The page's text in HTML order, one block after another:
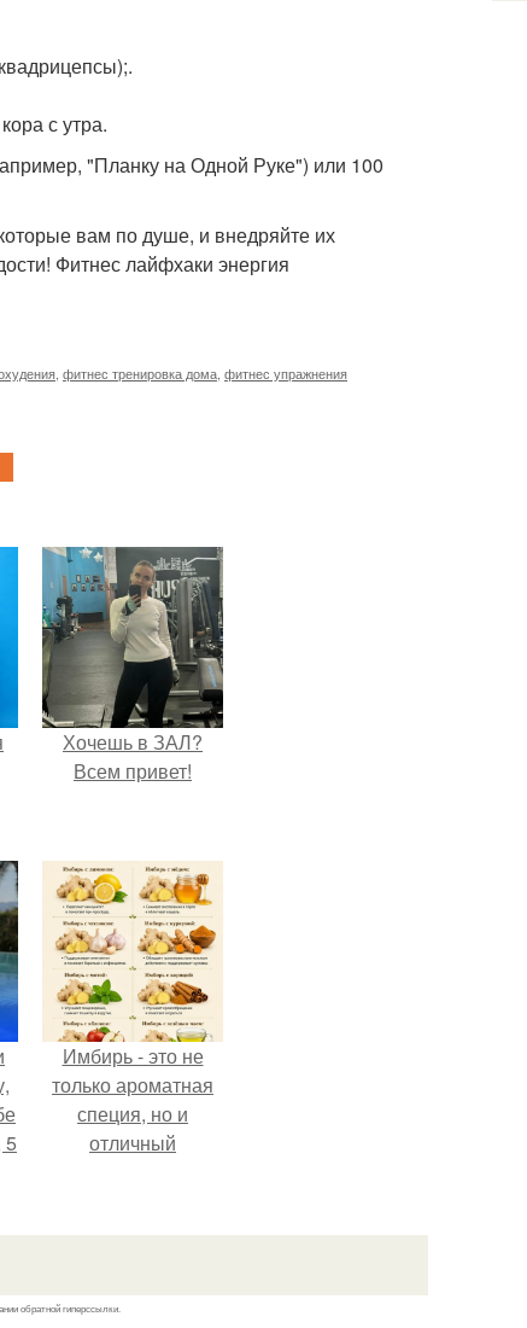
с утра.
"Планку на Одной Руке") или 100
вам по душе, и внедряйте их
Фитнес лайфхаки энергия
фитнес тренировка дома фитнес упражнения
Хочешь в ЗАЛ?
Всем привет!
5
Имбирь - это не
только ароматная
специя, но и
отличный
и блюд.
обратной гиперссылки.